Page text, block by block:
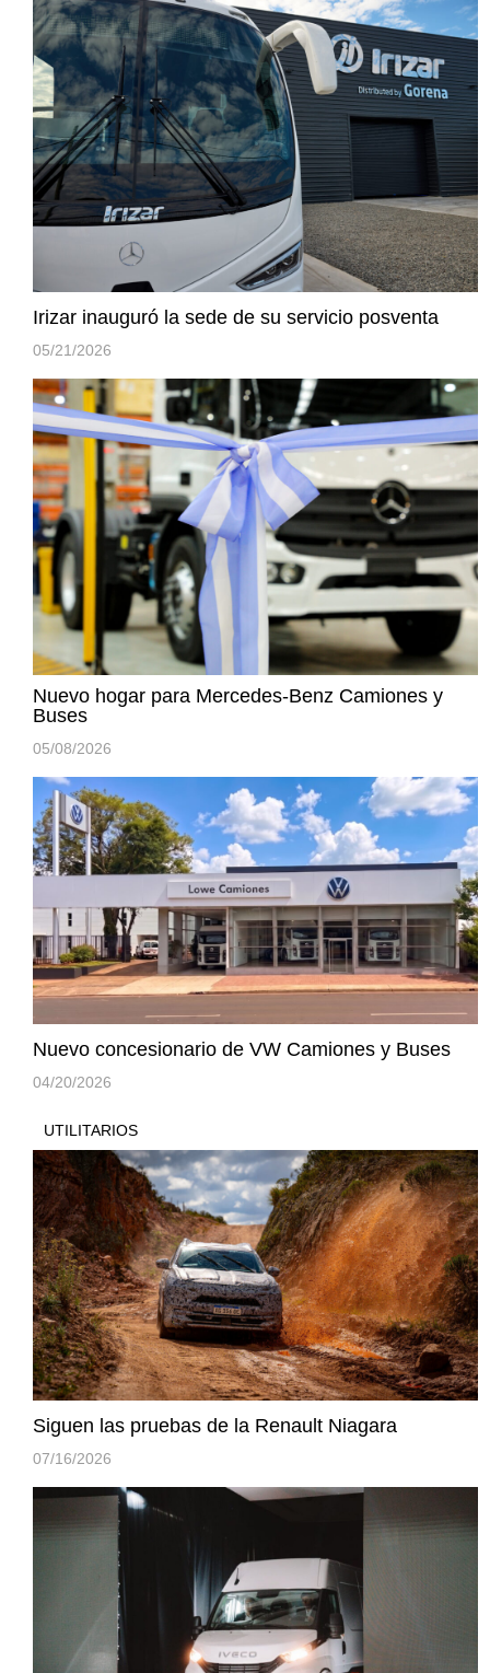
Irizar inauguró la sede de su servicio posventa
05/21/2026
Nuevo hogar para Mercedes-Benz Camiones y
Buses
05/08/2026
Nuevo concesionario de VW Camiones y Buses
04/20/2026
UTILITARIOS
Siguen las pruebas de la Renault Niagara
07/16/2026